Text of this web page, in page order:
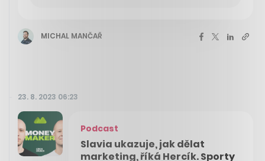
MICHAL MANČAŘ
23. 8. 2023 06:23
Podcast
Slavia ukazuje, jak dělat
marketing, říká Hercík. Sporty